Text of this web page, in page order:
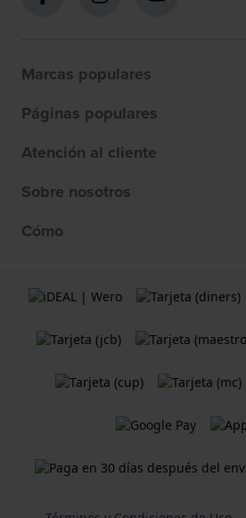
Marcas populares
Páginas populares
Atención al cliente
Sobre nosotros
Cómo